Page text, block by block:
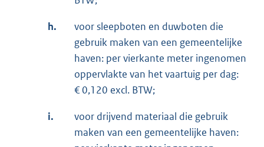
h.
voor sleepboten en duwboten die
gebruik maken van een gemeentelijke
haven: per vierkante meter ingenomen
oppervlakte van het vaartuig per dag:
€ 0,120 excl. BTW;
i.
voor drijvend materiaal die gebruik
maken van een gemeentelijke haven: